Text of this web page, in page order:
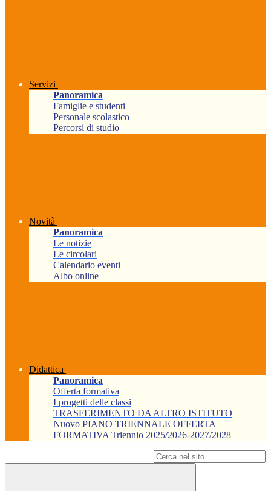
Servizi
Panoramica
Famiglie e studenti
Personale scolastico
Percorsi di studio
Novità
Panoramica
Le notizie
Le circolari
Calendario eventi
Albo online
Didattica
Panoramica
Offerta formativa
I progetti delle classi
TRASFERIMENTO DA ALTRO ISTITUTO
Nuovo PIANO TRIENNALE OFFERTA
FORMATIVA Triennio 2025/2026-2027/2028